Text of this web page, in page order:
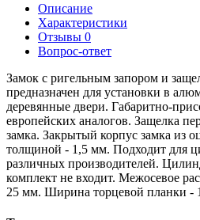
Описание
Характеристики
Отзывы 0
Вопрос-ответ
Замок с ригельным запором и
предназначен для установки в
деревянные двери. Габаритно-
европейских аналогов. Защелка
замка. Закрытый корпус замка из
толщиной - 1,5 мм. Подходит для
различных производителей.
комплект не входит. Межосевое
25 мм. Ширина торцевой планки -